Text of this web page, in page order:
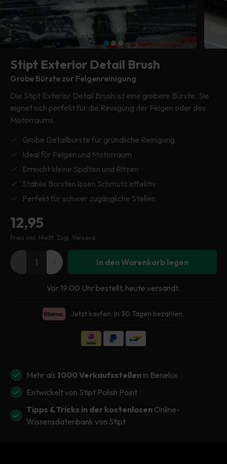
Kopftuch
Reinigung & Wartung
Reifen & Felgen
Fenster & Glas
Alles im Exterieur
Kopftuch
Putzlappen
Kopftuch
Putzlappen
Sämtliches Zubehör
Hochdruckreiniger
Alle Maschinen
Stipt Exterior Detail Brush
Grobe Bürste zur Felgenreinigung
Die Stipt Exterior Detail Brush ist eine gröbere Bürste. Sie
eignet sich perfekt für die Reinigung der Felgen oder des
Motorraums.
Grobe Detailbürste für gründliche Reinigung
Ideal für Felgen und Motorraum
Erreicht kleine Spalten und Ritzen
Stabile Borsten lösen Schmutz effektiv
Perfekt für schwer zugängliche Stellen
Normaler
Preis
12,95
Preis inkl. MwSt. Zzgl. Versand
VerringereErhöhe
Menge
Stipt
In den Warenkorb legen
Vor 19:00 Uhr bestellt, heute versandt.
Jetzt kaufen. In 30 Tagen bezahlen.
Mehr als 1000 Verkaufsstellen in Benelux
Entwickelt von Stipt Polish Point
Tipps & Tricks in der kostenlosen Online-
Wissensdatenbank von Stipt